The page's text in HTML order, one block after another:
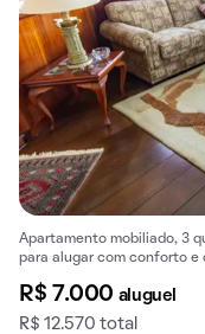
Apartamento mobiliado, 3
para alugar com conforto e
R$ 7.000 aluguel
R$ 12.570 total